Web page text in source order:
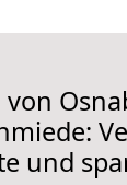
von
und